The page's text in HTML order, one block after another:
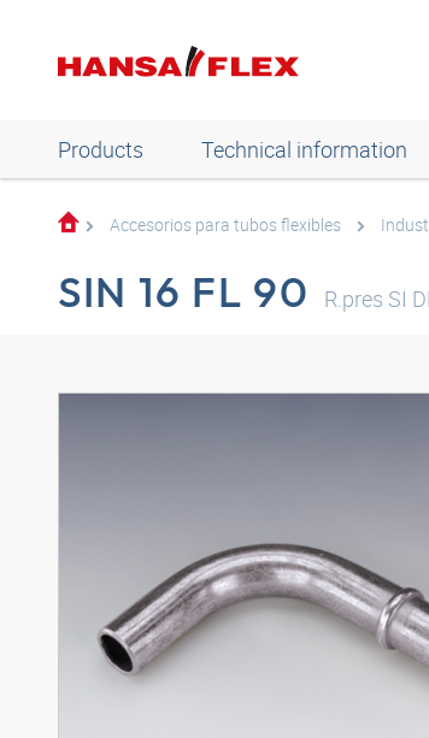
Products Technical information
Accesorios para tubos flexibles
SIN 16 FL 90 R.pres SI